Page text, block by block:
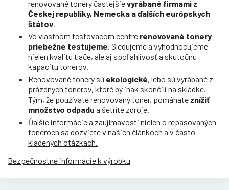
renovované tonery častejšievyrábané firmami z
Českej republiky, Nemecka a ďalších európskych
štátov.
Vo vlastnom testovacom centre renovované tonery
priebežne testujeme. Sledujeme a vyhodnocujeme
nielen kvalitu tlače, ale aj spoľahlivosť a skutočnú
kapacitu tonerov.
Renovované tonery sú ekologické, lebo sú vyrábané z
prázdnych tonerov, ktoré by inak skončili na skládke.
Tým, že používate renovovaný toner, pomáhate znížiť
množstvo odpadu a šetríte zdroje.
Ďalšie informácie a zaujímavosti nielen o repasovaných
toneroch sa dozviete v našich článkoch a v často
kladených otázkach.
Bezpečnostné informácie k výrobku